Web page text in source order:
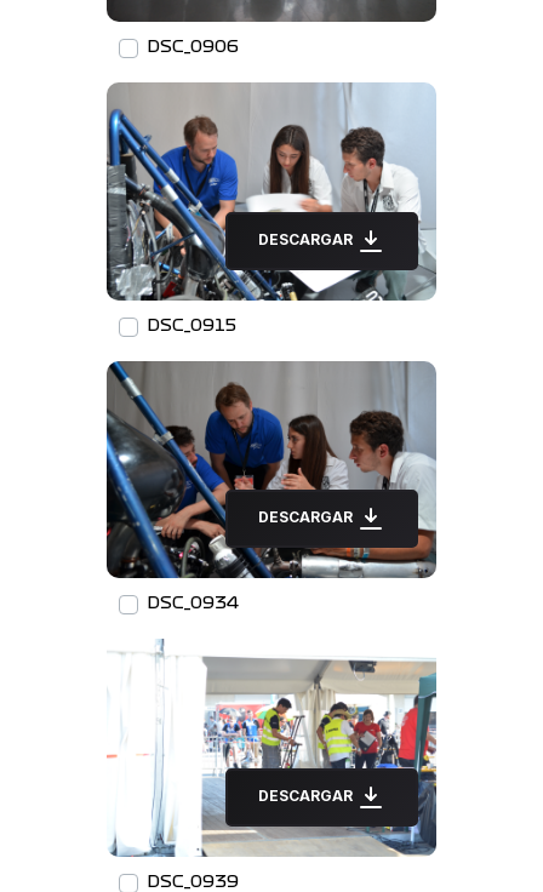
DSC_0906
DESCARGAR
DSC_0915
DESCARGAR
DSC_0934
DESCARGAR
DSC_0939